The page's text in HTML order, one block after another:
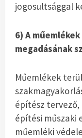
jogosultsággal
6) A
megadásának
Műemlékek
építész tervező,
építési műszaki
műemléki